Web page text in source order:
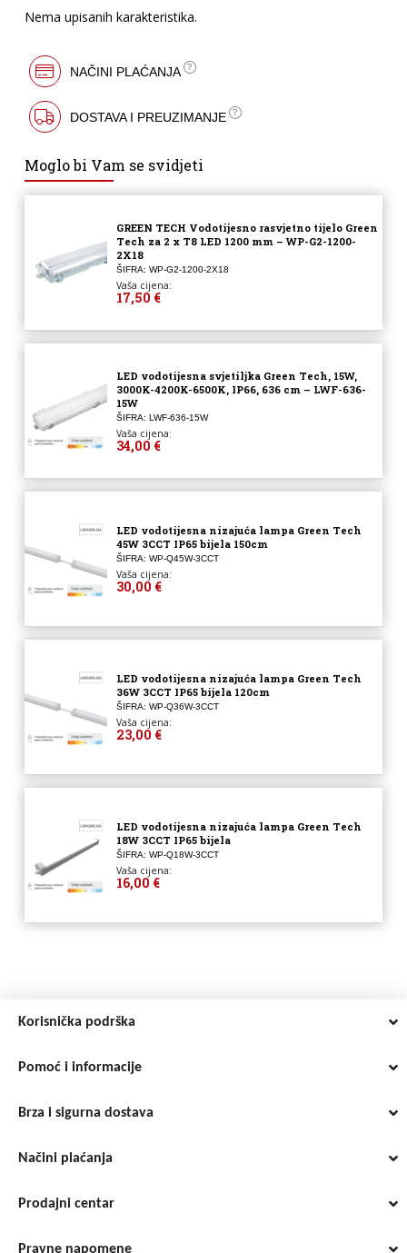
Nema upisanih karakteristika.
NAČINI PLAĆANJA
DOSTAVA I PREUZIMANJE
Moglo bi Vam se svidjeti
GREEN TECH Vodotijesno rasvjetno tijelo Green
Tech za 2 x T8 LED 1200 mm – WP-G2-1200-
2X18
ŠIFRA: WP-G2-1200-2X18
Vaša cijena:
17,50 €
LED vodotijesna svjetiljka Green Tech, 15W,
3000K-4200K-6500K, IP66, 636 cm – LWF-636-
15W
ŠIFRA: LWF-636-15W
Vaša cijena:
34,00 €
LED vodotijesna nizajuća lampa Green Tech
45W 3CCT IP65 bijela 150cm
ŠIFRA: WP-Q45W-3CCT
Vaša cijena:
30,00 €
LED vodotijesna nizajuća lampa Green Tech
36W 3CCT IP65 bijela 120cm
ŠIFRA: WP-Q36W-3CCT
Vaša cijena:
23,00 €
LED vodotijesna nizajuća lampa Green Tech
18W 3CCT IP65 bijela
ŠIFRA: WP-Q18W-3CCT
Vaša cijena:
16,00 €
Korisnička podrška
Pomoć i informacije
Brza i sigurna dostava
Načini plaćanja
Prodajni centar
Pravne napomene